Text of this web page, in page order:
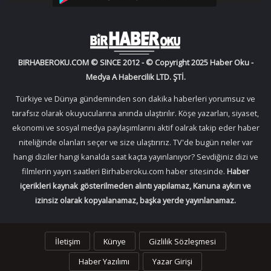
BIRHABEROKU.COM © SINCE 2012 - © Copyright 2025 Haber Oku -
Medya A Habercilik LTD. ŞTİ.
Türkiye ve Dünya gündeminden son dakika haberleri yorumsuz ve
tarafsız olarak okuyucularına anında ulaştırılır. Köşe yazarları, siyaset,
ekonomi ve sosyal medya paylaşımlarını aktif oalrak takip eder haber
niteliğinde olanları seçer ve size ulaştırırız. TV'de bugün neler var
hangi diziler hangi kanalda saat kaçta yayınlanıyor? Sevdiğiniz dizi ve
filmlerin yayın saatleri Birhaberoku.com haber sitesinde. Haber
içerikleri kaynak gösterilmeden alıntı yapılamaz, Kanuna aykırı ve
izinsiz olarak kopyalanamaz, başka yerde yayınlanamaz.
İletişim Künye
Gizlilik Sözleşmesi
Haber Yazılımı
Yazar Girişi